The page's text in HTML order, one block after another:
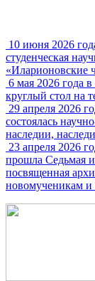
10 июня 2026
студенческая
«Иларионовские
6 мая 2026 года
круглый стол на
29 апреля 2026
состоялась
наследии,
23 апреля 2026
прошла Седьмая
посвященная
новомученикам и